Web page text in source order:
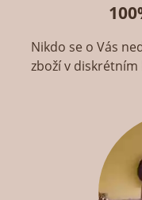
Nikdo se o Vás
zboží v